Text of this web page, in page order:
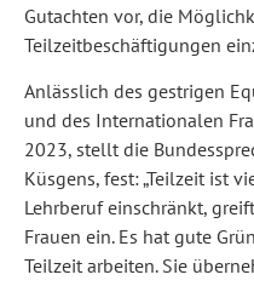
Gutachten vor, die
Teilzeitbeschäftigungen
Anlässlich des gestrigen
und des Internationalen
2023, stellt die
Küsgens, fest: „Teilzeit ist
Lehrberuf einschränkt,
Frauen ein. Es hat gute
Teilzeit arbeiten. Sie